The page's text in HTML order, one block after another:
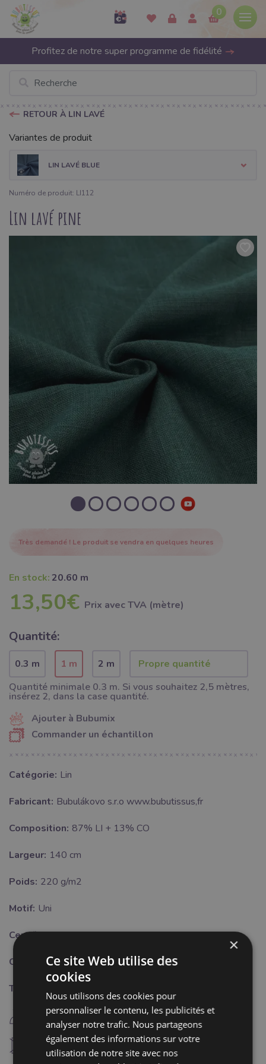
0
Profitez de notre super programme de fidélité
RETOUR À LIN LAVÉ
Variantes de produit
LIN LAVÉ BLUE
Numéro de produit: LI112
Lin lavé pine
Très demandé ! Le produit se vendra en quelques heures
En stock:20.60 m
13,50€ Prix ​​avec TVA (mètre)
Quantité:
0.3 m 1 m
2 m
Quantité minimale 0.3 m. Si vous souhaitez 2,5 mètres,
insérez 2, dans la case quantité.
Ajouter à Bubumix
Commander un échantillon
Catégorie: Lin
Fabricant: Bubulákovo s.r.o www.bubutissus,fr
Composition: 87% LI + 13% CO
Largeur: 140 cm
Poids: 220 g/m2
Motif: Uni
Certifikat: OEKO-TEX Standard 100 class I.
Couleur: vert
Traitement:
E repassage fer chaud (150°C)
U ne pas sécher à machine
×
Ce site Web utilise des
cookies
Nous utilisons des cookies pour
personnaliser le contenu, les publicités et
analyser notre trafic. Nous partageons
également des informations sur votre
utilisation de notre site avec nos